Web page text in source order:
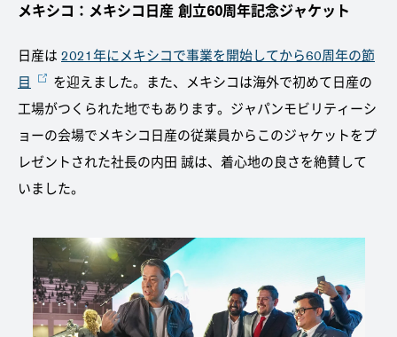
メキシコ：メキシコ日産 創立60周年記念ジャケット
日産は 2021年にメキシコで事業を開始してから60周年の節
目
を迎えました。また、メキシコは海外で初めて日産の
工場がつくられた地でもあります。ジャパンモビリティーシ
ョーの会場でメキシコ日産の従業員からこのジャケットをプ
レゼントされた社長の内田 誠は、着心地の良さを絶賛して
いました。